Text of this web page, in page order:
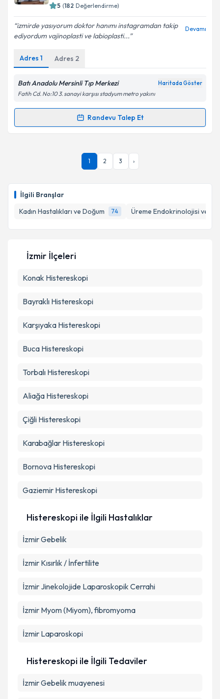
İlgili Branşlar
Kadın Hastalıkları ve Doğum
74 Üreme Endokrinolojisi ve
bilgilendireceğiz.
E-posta Adresiniz
Kişisel verilerimin işlenmesine ilişkinAydınlatma
Metni'ni okudum ve kişisel verilerimin belirtilen
kapsamda işlenmesini kabul ediyorum.
Takvim Talebini Gönder
5 (182 Değerlendirme)
izmirde yasıyorum doktor hanımı instagramdan takip
ediyordum vajinoplasti ve labioplasti...
Devamı
Adres 1 Adres 2
Batı Anadolu Mersinli Tıp Merkezi Haritada Göster
Fatih Cd. No:10 3. sanayi karşısı stadyum metro yakını
Randevu Talep Et
Randevu Takvimi Talebi
Op. Dr. Neslihan Gürbüziçin randevu takvimi talebi
oluşturun. Size bu uzmandan randevu almanız için bir
E-posta Adresiniz
Metni 'ni okudum ve kişisel verilerimin belirtilen
kapsamda işlenmesini kabul ediyorum.
1 2 3 ›
İzmir İlçeleri
Konak Histereskopi
Bayraklı Histereskopi
Karşıyaka Histereskopi
Buca Histereskopi
Torbalı Histereskopi
Aliağa Histereskopi
Çiğli Histereskopi
Karabağlar Histereskopi
Bornova Histereskopi
Gaziemir Histereskopi
Histereskopi ile İlgili Hastalıklar
İzmir Gebelik
İzmir Kısırlık / İnfertilite
İzmir Jinekolojide Laparoskopik Cerrahi
İzmir Myom (Miyom), fibromyoma
İzmir Laparoskopi
Histereskopi ile İlgili Tedaviler
İzmir Gebelik muayenesi